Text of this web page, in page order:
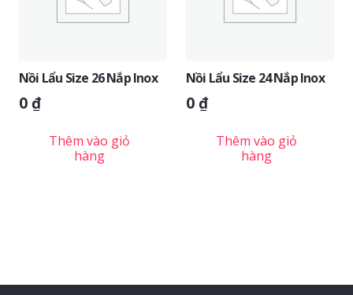
Nồi Lẩu Size 26 Nắp Inox
0₫
Thêm vào giỏ
hàng
Nồi Lẩu Size 24 Nắp Inox
0₫
Thêm vào giỏ
hàng